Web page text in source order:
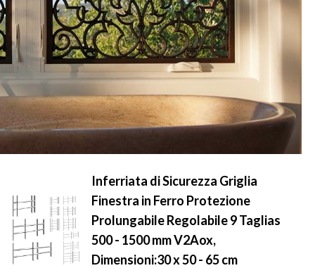
Inferriata di Sicurezza Griglia
Finestra in Ferro Protezione
Prolungabile Regolabile 9 Taglias
500 - 1500 mm V2Aox,
Dimensioni:30 x 50 - 65 cm